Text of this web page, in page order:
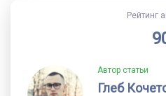
Рейтинг
Автор статьи
Глеб